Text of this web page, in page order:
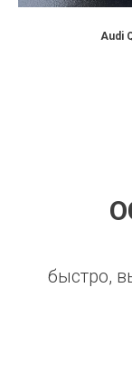
Audi
быстро,